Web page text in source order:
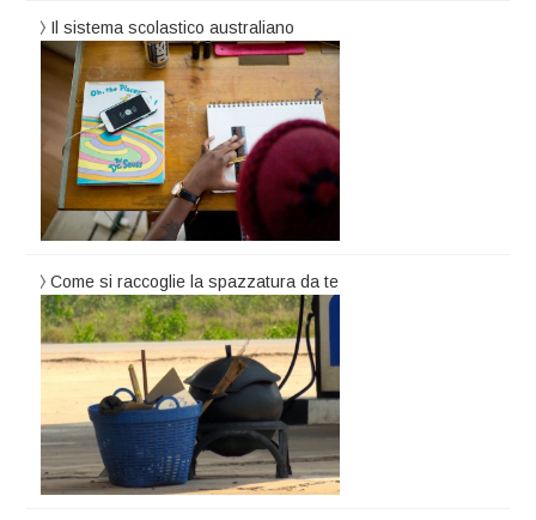
Il sistema scolastico australiano
Come si raccoglie la spazzatura da te